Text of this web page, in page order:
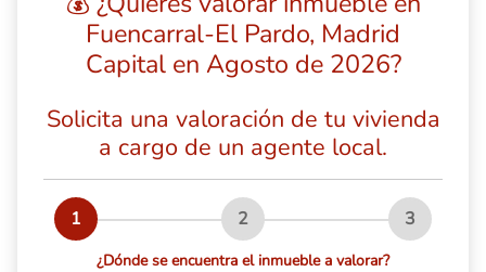
Fuencarral-El Pardo, Madrid
Capital en Agosto de 2026?
Solicita una valoración de tu vivienda
a cargo de un agente local.
1 2 3
¿Dónde se encuentra el inmueble a valorar?